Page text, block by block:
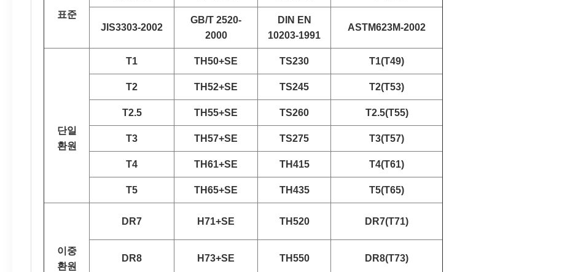
표준
JIS3303-2002
GB/T 2520-
2000
DIN EN
10203-1991
ASTM623M-2002
단일
환원
T1 TH50+SE TS230 T1(T49)
T2 TH52+SE TS245 T2(T53)
T2.5 TH55+SE TS260 T2.5(T55)
T3 TH57+SE TS275 T3(T57)
T4 TH61+SE TH415 T4(T61)
T5 TH65+SE TH435 T5(T65)
이중
환원
DR7 H71+SE TH520 DR7(T71)
DR8 H73+SE TH550 DR8(T73)